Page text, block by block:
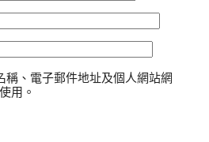
稱、電子郵件地址及個人網站網
用。